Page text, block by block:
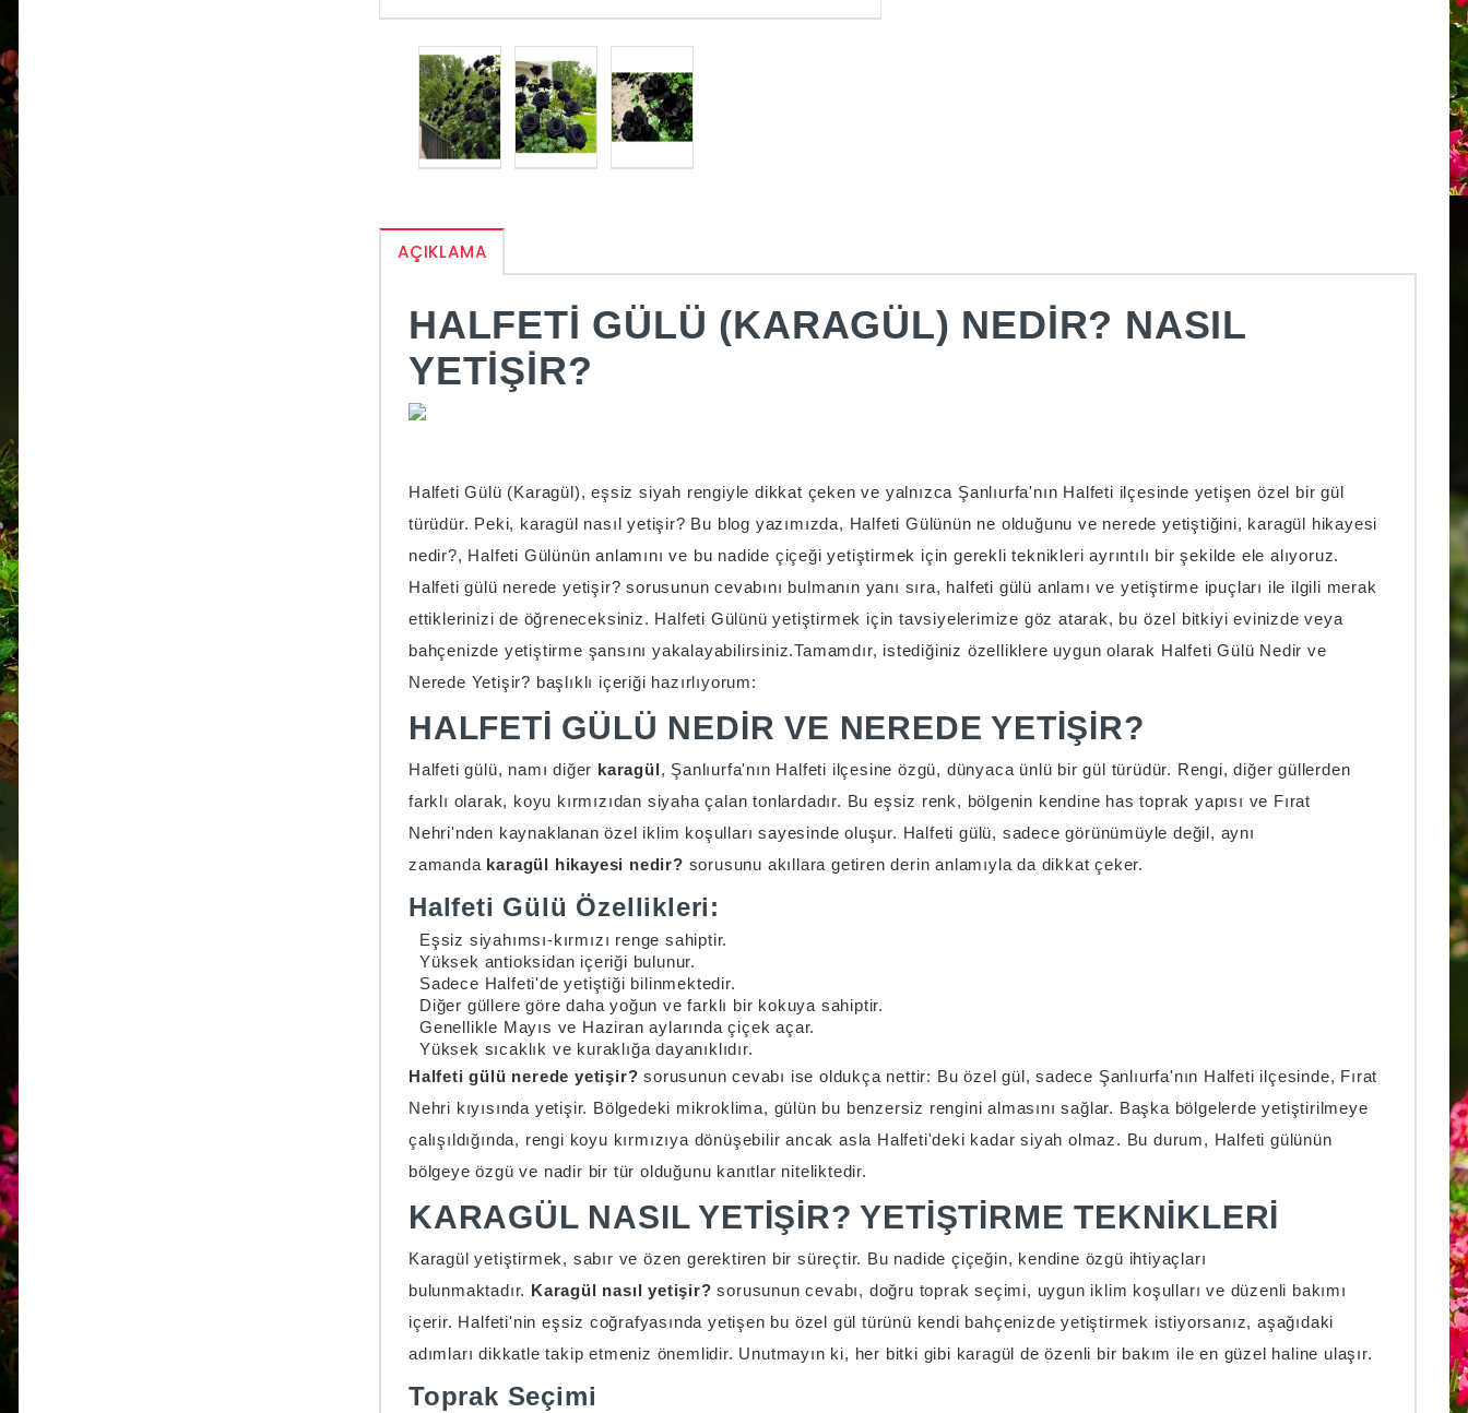
AÇIKLAMA
HALFETI GÜLÜ (KARAGÜL) NEDIR? NASIL
YETIŞIR?
Halfeti Gülü (Karagül), eşsiz siyah rengiyle dikkat çeken ve yalnızca Şanlıurfa'nın Halfeti ilçesinde yetişen özel bir gül
türüdür. Peki, karagül nasıl yetişir? Bu blog yazımızda, Halfeti Gülünün ne olduğunu ve nerede yetiştiğini, karagül hikayesi
nedir?, Halfeti Gülünün anlamını ve bu nadide çiçeği yetiştirmek için gerekli teknikleri ayrıntılı bir şekilde ele alıyoruz.
Halfeti gülü nerede yetişir? sorusunun cevabını bulmanın yanı sıra, halfeti gülü anlamı ve yetiştirme ipuçları ile ilgili merak
ettiklerinizi de öğreneceksiniz. Halfeti Gülünü yetiştirmek için tavsiyelerimize göz atarak, bu özel bitkiyi evinizde veya
bahçenizde yetiştirme şansını yakalayabilirsiniz.Tamamdır, istediğiniz özelliklere uygun olarak Halfeti Gülü Nedir ve
Nerede Yetişir? başlıklı içeriği hazırlıyorum:
HALFETI GÜLÜ NEDIR VE NEREDE YETIŞIR?
Halfeti gülü, namı diğer karagül, Şanlıurfa'nın Halfeti ilçesine özgü, dünyaca ünlü bir gül türüdür. Rengi, diğer güllerden
farklı olarak, koyu kırmızıdan siyaha çalan tonlardadır. Bu eşsiz renk, bölgenin kendine has toprak yapısı ve Fırat
Nehri'nden kaynaklanan özel iklim koşulları sayesinde oluşur. Halfeti gülü, sadece görünümüyle değil, aynı
zamanda karagül hikayesi nedir? sorusunu akıllara getiren derin anlamıyla da dikkat çeker.
Halfeti Gülü Özellikleri:
Eşsiz siyahımsı-kırmızı renge sahiptir.
Yüksek antioksidan içeriği bulunur.
Sadece Halfeti'de yetiştiği bilinmektedir.
Diğer güllere göre daha yoğun ve farklı bir kokuya sahiptir.
Genellikle Mayıs ve Haziran aylarında çiçek açar.
Yüksek sıcaklık ve kuraklığa dayanıklıdır.
Halfeti gülü nerede yetişir? sorusunun cevabı ise oldukça nettir: Bu özel gül, sadece Şanlıurfa'nın Halfeti ilçesinde, Fırat
Nehri kıyısında yetişir. Bölgedeki mikroklima, gülün bu benzersiz rengini almasını sağlar. Başka bölgelerde yetiştirilmeye
çalışıldığında, rengi koyu kırmızıya dönüşebilir ancak asla Halfeti'deki kadar siyah olmaz. Bu durum, Halfeti gülünün
bölgeye özgü ve nadir bir tür olduğunu kanıtlar niteliktedir.
KARAGÜL NASIL YETIŞIR? YETIŞTIRME TEKNIKLERI
Karagül yetiştirmek, sabır ve özen gerektiren bir süreçtir. Bu nadide çiçeğin, kendine özgü ihtiyaçları
bulunmaktadır. Karagül nasıl yetişir? sorusunun cevabı, doğru toprak seçimi, uygun iklim koşulları ve düzenli bakımı
içerir. Halfeti'nin eşsiz coğrafyasında yetişen bu özel gül türünü kendi bahçenizde yetiştirmek istiyorsanız, aşağıdaki
adımları dikkatle takip etmeniz önemlidir. Unutmayın ki, her bitki gibi karagül de özenli bir bakım ile en güzel haline ulaşır.
Toprak Seçimi